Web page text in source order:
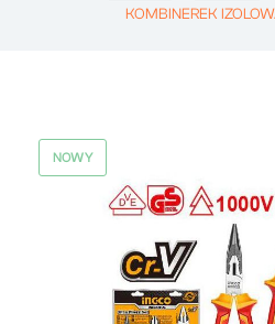
KOMBINEREK
NOWY